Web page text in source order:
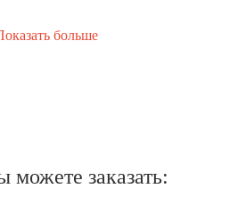
больше
можете заказать: